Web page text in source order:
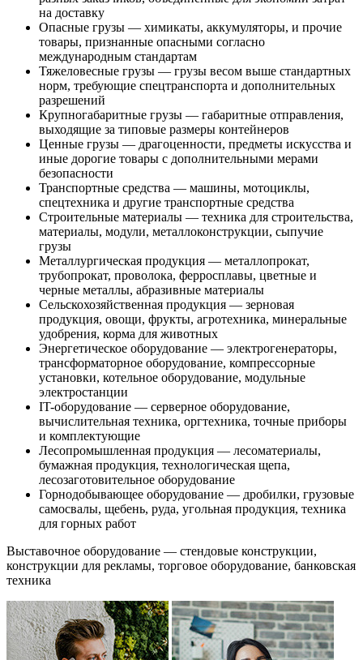
на доставку
Опасные грузы — химикаты, аккумуляторы, и прочие
товары, признанные опасными согласно
международным стандартам
Тяжеловесные грузы — грузы весом выше стандартных
норм, требующие спецтранспорта и дополнительных
разрешений
Крупногабаритные грузы — габаритные отправления,
выходящие за типовые размеры контейнеров
Ценные грузы — драгоценности, предметы искусства и
иные дорогие товары с дополнительными мерами
безопасности
Транспортные средства — машины, мотоциклы,
спецтехника и другие транспортные средства
Строительные материалы — техника для строительства,
материалы, модули, металлоконструкции, сыпучие
грузы
Металлургическая продукция — металлопрокат,
трубопрокат, проволока, ферросплавы, цветные и
черные металлы, абразивные материалы
Сельскохозяйственная продукция — зерновая
продукция, овощи, фрукты, агротехника, минеральные
удобрения, корма для животных
Энергетическое оборудование — электрогенераторы,
трансформаторное оборудование, компрессорные
установки, котельное оборудование, модульные
электростанции
IT-оборудование — серверное оборудование,
вычислительная техника, оргтехника, точные приборы
и комплектующие
Лесопромышленная продукция — лесоматериалы,
бумажная продукция, технологическая щепа,
лесозаготовительное оборудование
Горнодобывающее оборудование — дробилки, грузовые
самосвалы, щебень, руда, угольная продукция, техника
для горных работ
Выставочное оборудование — стендовые конструкции,
конструкции для рекламы, торговое оборудование, банковская
техника